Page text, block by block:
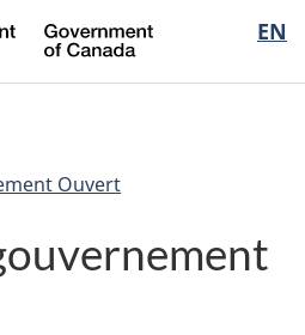
Passer
au
contenu
Passer
à
« Au
Passer
à
la
EN
of
Ouvert